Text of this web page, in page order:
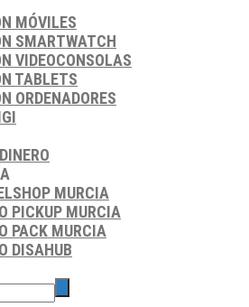
MÓVILES
SMARTWATCH
VIDEOCONSOLAS
TABLETS
ORDENADORES
MURCIA
PICKUP MURCIA
PACK MURCIA
DISAHUB